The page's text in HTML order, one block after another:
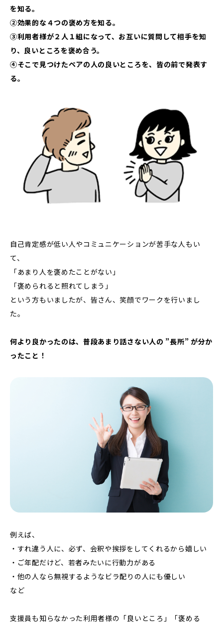
を知る。
②効果的な４つの褒め方を知る。
③利用者様が２人１組になって、お互いに質問して相手を知
り、良いところを褒め合う。
④そこで見つけたペアの人の良いところを、皆の前で発表す
る。
自己肯定感が低い人やコミュニケーションが苦手な人もい
て、
「あまり人を褒めたことがない」
「褒められると照れてしまう」
という方もいましたが、皆さん、笑顔でワークを行いまし
た。
何より良かったのは、普段あまり話さない人の ”長所” が分か
ったこと！
例えば、
・すれ違う人に、必ず、会釈や挨拶をしてくれるから嬉しい
・ご年配だけど、若者みたいに行動力がある
・他の人なら無視するようなビラ配りの人にも優しい
など
支援員も知らなかった利用者様の「良いところ」「褒める